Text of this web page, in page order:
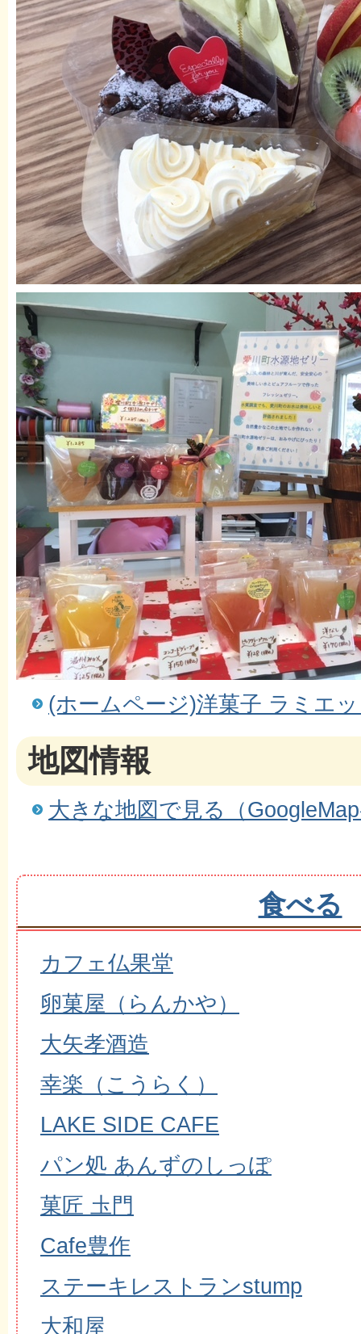
(ホームページ)洋菓子 ラミエ
地図情報
大きな地図で見る（
食べる
カフェ仏果堂
卵菓屋（らんかや）
大矢孝酒造
幸楽（こうらく）
LAKE SIDE CAFE
パン処 あんずのしっぽ
菓匠 圡門
Cafe豊作
ステーキレストランstump
大和屋